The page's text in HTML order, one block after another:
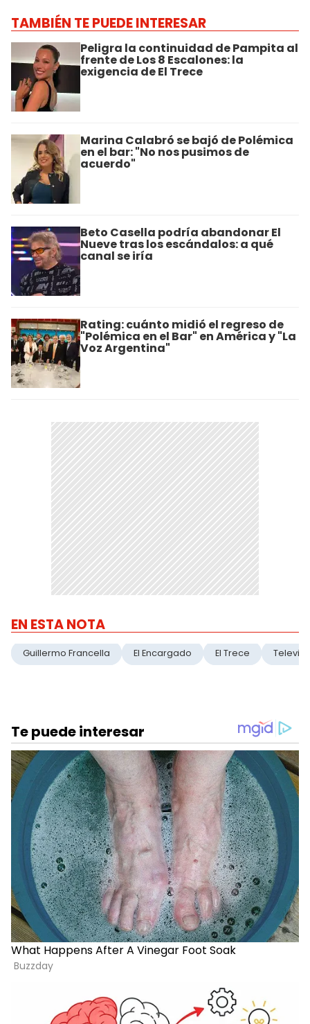
TAMBIÉN TE PUEDE INTERESAR
Peligra la continuidad de Pampita al
frente de Los 8 Escalones: la
exigencia de El Trece
Marina Calabró se bajó de Polémica
en el bar: "No nos pusimos de
acuerdo"
Beto Casella podría abandonar El
Nueve tras los escándalos: a qué
canal se iría
Rating: cuánto midió el regreso de
"Polémica en el Bar" en América y "La
Voz Argentina"
EN ESTA NOTA
Guillermo Francella El Encargado El Trece